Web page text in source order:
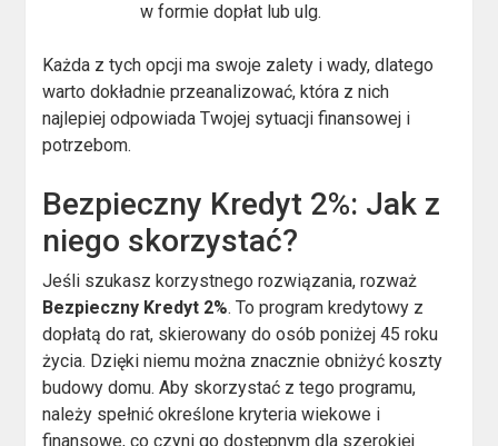
w formie dopłat lub ulg.
Każda z tych opcji ma swoje zalety i wady, dlatego
warto dokładnie przeanalizować, która z nich
najlepiej odpowiada Twojej sytuacji finansowej i
potrzebom.
Bezpieczny Kredyt 2%: Jak z
niego skorzystać?
Jeśli szukasz korzystnego rozwiązania, rozważ
Bezpieczny Kredyt 2%. To program kredytowy z
dopłatą do rat, skierowany do osób poniżej 45 roku
życia. Dzięki niemu można znacznie obniżyć koszty
budowy domu. Aby skorzystać z tego programu,
należy spełnić określone kryteria wiekowe i
finansowe, co czyni go dostępnym dla szerokiej